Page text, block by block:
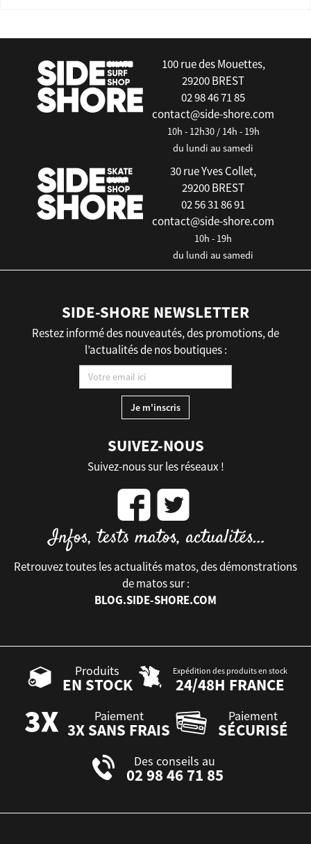
100 rue des Mouettes,
29200 BREST
02 98 46 71 85
contact@side-shore.com
10h - 12h30 / 14h - 19h
du lundi au samedi
30 rue Yves Collet,
29200 BREST
02 56 31 86 91
contact@side-shore.com
10h - 19h
du lundi au samedi
SIDE-SHORE NEWSLETTER
Restez informé des nouveautés, des promotions, de
l’actualités de nos boutiques :
SUIVEZ-NOUS
Suivez-nous sur les réseaux !
Retrouvez toutes les actualités matos, des démonstrations
de matos sur :
BLOG.SIDE-SHORE.COM
Produits
EN STOCK
Expédition des produits en stock
24/48H FRANCE
Paiement
3X SANS FRAIS
Paiement
SÉCURISÉ
Des conseils au
02 98 46 71 85